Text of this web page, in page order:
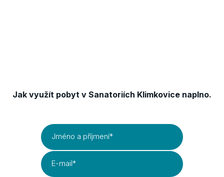
Jak využít pobyt v Sanatoriích Klimkovice naplno.
Jméno a příjmení*
E-mail*